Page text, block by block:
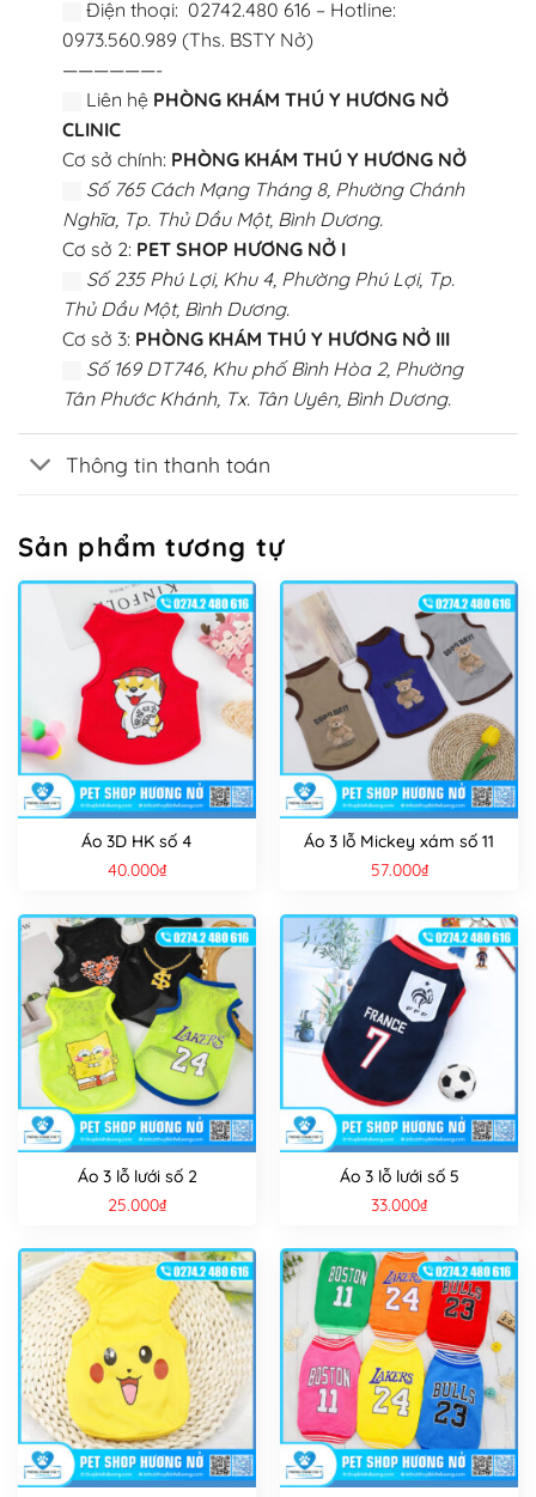
Điện thoại: 02742.480 616 – Hotline:
0973.560.989 (Ths. BSTY Nở)
——————-
Liên hệ PHÒNG KHÁM THÚ Y HƯƠNG NỞ
CLINIC
Cơ sở chính: PHÒNG KHÁM THÚ Y HƯƠNG NỞ
Số 765 Cách Mạng Tháng 8, Phường Chánh
Nghĩa, Tp. Thủ Dầu Một, Bình Dương.
Cơ sở 2: PET SHOP HƯƠNG NỞ I
Số 235 Phú Lợi, Khu 4, Phường Phú Lợi, Tp.
Thủ Dầu Một, Bình Dương.
Cơ sở 3: PHÒNG KHÁM THÚ Y HƯƠNG NỞ III
Số 169 DT746, Khu phố Bình Hòa 2, Phường
Tân Phước Khánh, Tx. Tân Uyên, Bình Dương.
Thông tin thanh toán
Sản phẩm tương tự
Áo 3D HK số 4
40.000₫
Áo 3 lỗ Mickey xám số 11
57.000₫
Áo 3 lỗ lưới số 2
25.000₫
Áo 3 lỗ lưới số 5
33.000₫